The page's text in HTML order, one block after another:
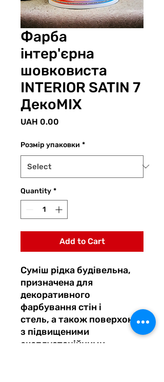
Фарба
інтер'єрна
шовковиста
INTERIOR SATIN 7
ДекоМІХ
UAH 0.00
Розмір упаковки *
Quantity *
Add to Cart
Суміш рідка будівельна,
призначена для
декоративного
фарбування стін і
стель, а також поверхонь
з підвищеними
експлуатаційними